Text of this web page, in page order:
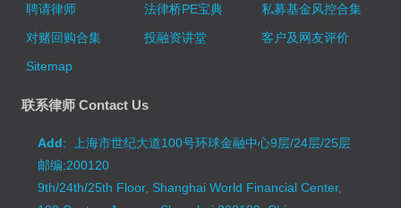
聘请律师
法律桥PE宝典
私募基金风控合集
对赌回购合集
投融资讲堂
客户及网友评价
Sitemap
联系律师 Contact Us
Add: 上海市世纪大道100号环球金融中心9层/24层/25层
邮编:200120
9th/24th/25th Floor, Shanghai World Financial Center,